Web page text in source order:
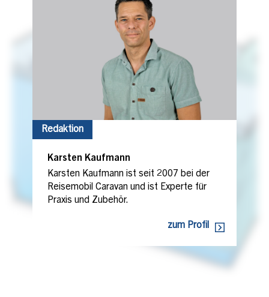
Redaktion
Karsten Kaufmann
Karsten Kaufmann ist seit 2007 bei der
Reisemobil Caravan und ist Experte für
Praxis und Zubehör.
zum Profil